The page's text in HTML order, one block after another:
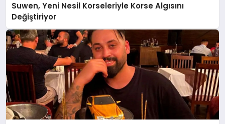
Suwen, Yeni Nesil Korseleriyle Korse Algısını
Değiştiriyor